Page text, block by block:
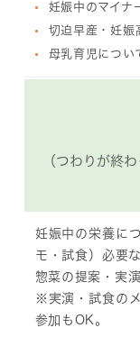
妊娠中のマイナ
切迫早産・妊娠
母乳育児につい
（つわりが終
妊娠中の栄養に
モ・試食）必要
惣菜の提案・実
※実演・試食の
参加もOK。